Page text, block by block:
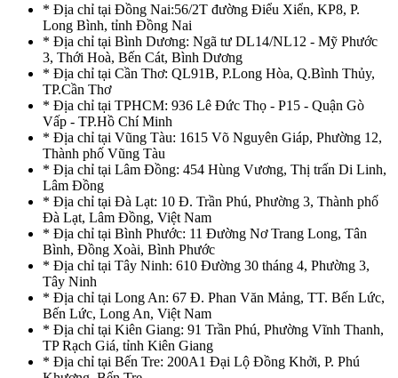
* Địa chỉ tại Đồng Nai:56/2T đường Điểu Xiển, KP8, P.
Long Bình, tỉnh Đồng Nai
* Địa chỉ tại Bình Dương: Ngã tư DL14/NL12 - Mỹ Phước
3, Thới Hoà, Bến Cát, Bình Dương
* Địa chỉ tại Cần Thơ: QL91B, P.Long Hòa, Q.Bình Thủy,
TP.Cần Thơ
* Địa chỉ tại TPHCM: 936 Lê Đức Thọ - P15 - Quận Gò
Vấp - TP.Hồ Chí Minh
* Địa chỉ tại Vũng Tàu: 1615 Võ Nguyên Giáp, Phường 12,
Thành phố Vũng Tàu
* Địa chỉ tại Lâm Đồng: 454 Hùng Vương, Thị trấn Di Linh,
Lâm Đồng
* Địa chỉ tại Đà Lạt: 10 Đ. Trần Phú, Phường 3, Thành phố
Đà Lạt, Lâm Đồng, Việt Nam
* Địa chỉ tại Bình Phước: 11 Đường Nơ Trang Long, Tân
Bình, Đồng Xoài, Bình Phước
* Địa chỉ tại Tây Ninh: 610 Đường 30 tháng 4, Phường 3,
Tây Ninh
* Địa chỉ tại Long An: 67 Đ. Phan Văn Mảng, TT. Bến Lức,
Bến Lức, Long An, Việt Nam
* Địa chỉ tại Kiên Giang: 91 Trần Phú, Phường Vĩnh Thanh,
TP Rạch Giá, tỉnh Kiên Giang
* Địa chỉ tại Bến Tre: 200A1 Đại Lộ Đồng Khởi, P. Phú